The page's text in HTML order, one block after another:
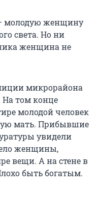
молодую женщину
света. Но ни
женщина не
микрорайона
том конце
молодой человек
мать. Прибывшие
увидели
женщины,
вещи. А на стене в
быть богатым.